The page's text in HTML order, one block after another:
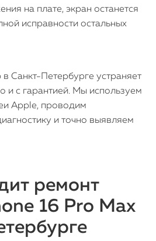
на плате, экран останется
исправности остальных
Санкт-Петербурге устраняет
и с гарантией. Мы используем
Apple, проводим
и точно выявляем
ремонт
16 Pro Max